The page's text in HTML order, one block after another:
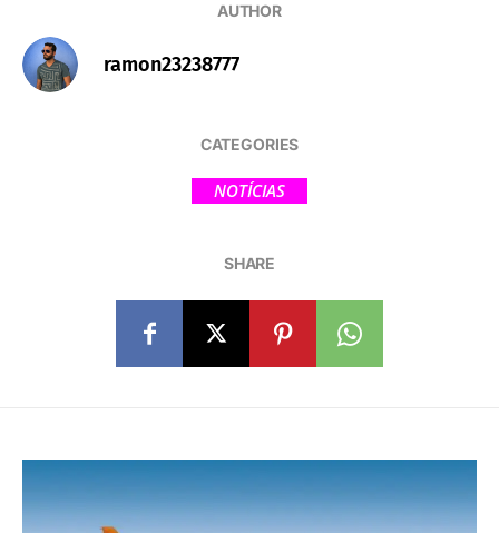
AUTHOR
ramon23238777
CATEGORIES
NOTÍCIAS
SHARE